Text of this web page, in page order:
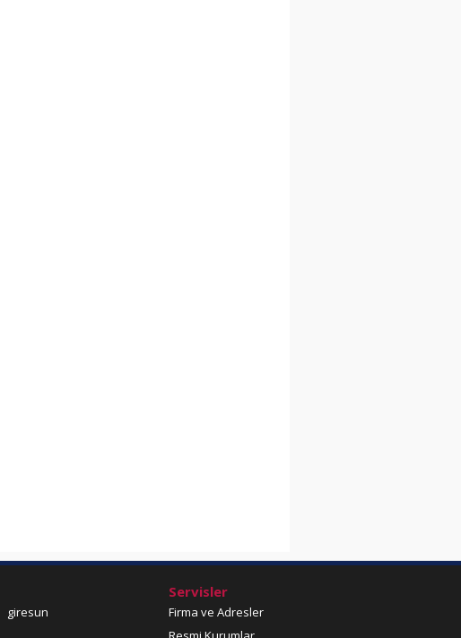
giresun
Servisler
Firma ve Adresler